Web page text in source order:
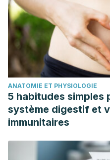
ANATOMIE ET PHYSIOLOGIE
5 habitudes
système digestif et
immunitaires